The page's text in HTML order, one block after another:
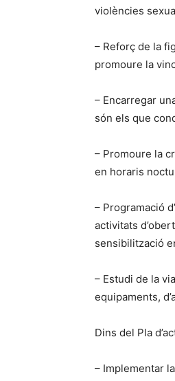
violències
– Reforç de la
promoure la
– Encarregar
són els que
– Promoure la
en horaris
– Programació
activitats
sensibilització
– Estudi de la
equipaments,
Dins del Pla
– Implementar